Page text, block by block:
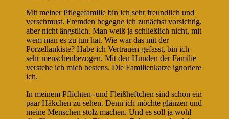
Mit meiner Pflegefamilie bin ich sehr freundlich und
verschmust. Fremden begegne ich zunächst vorsichtig,
aber nicht ängstlich. Man weiß ja schließlich nicht, mit
wem man es zu tun hat. Wie war das mit der
Porzellankiste? Habe ich Vertrauen gefasst, bin ich
sehr menschenbezogen. Mit den Hunden der Familie
verstehe ich mich bestens. Die Familienkatze ignoriere
ich.
In meinem Pflichten- und Fleißheftchen sind schon ein
paar Häkchen zu sehen. Denn ich möchte glänzen und
meine Menschen stolz machen. Und es soll ja wohl